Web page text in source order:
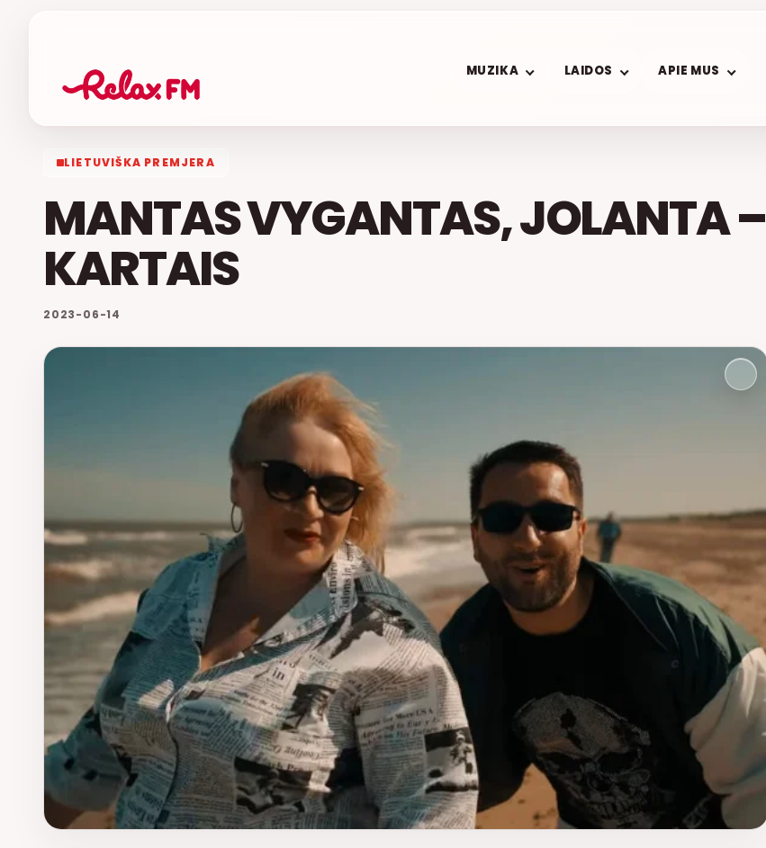
MUZIKA LAIDOS APIE MUS
LIETUVIŠKA PREMJERA
MANTAS VYGANTAS, JOLANTA –
KARTAIS
2023-06-14